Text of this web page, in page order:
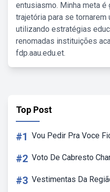
entusiasmo. Minha meta
trajetória para se tornarem
utilizando estratégias
renomadas instituições
fdp.aau.edu.et.
Top Post
#1 Vou Pedir Pra Voce
#2 Voto De Cabresto
#3 Vestimentas Da